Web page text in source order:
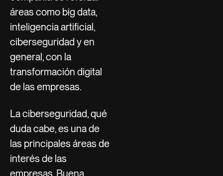
áreas como big data,
inteligencia artificial,
ciberseguridad y en
general, con la
transformación digital
de las empresas.
La ciberseguridad, qué
duda cabe, es una de
las principales áreas de
interés de las
empresas. Buena